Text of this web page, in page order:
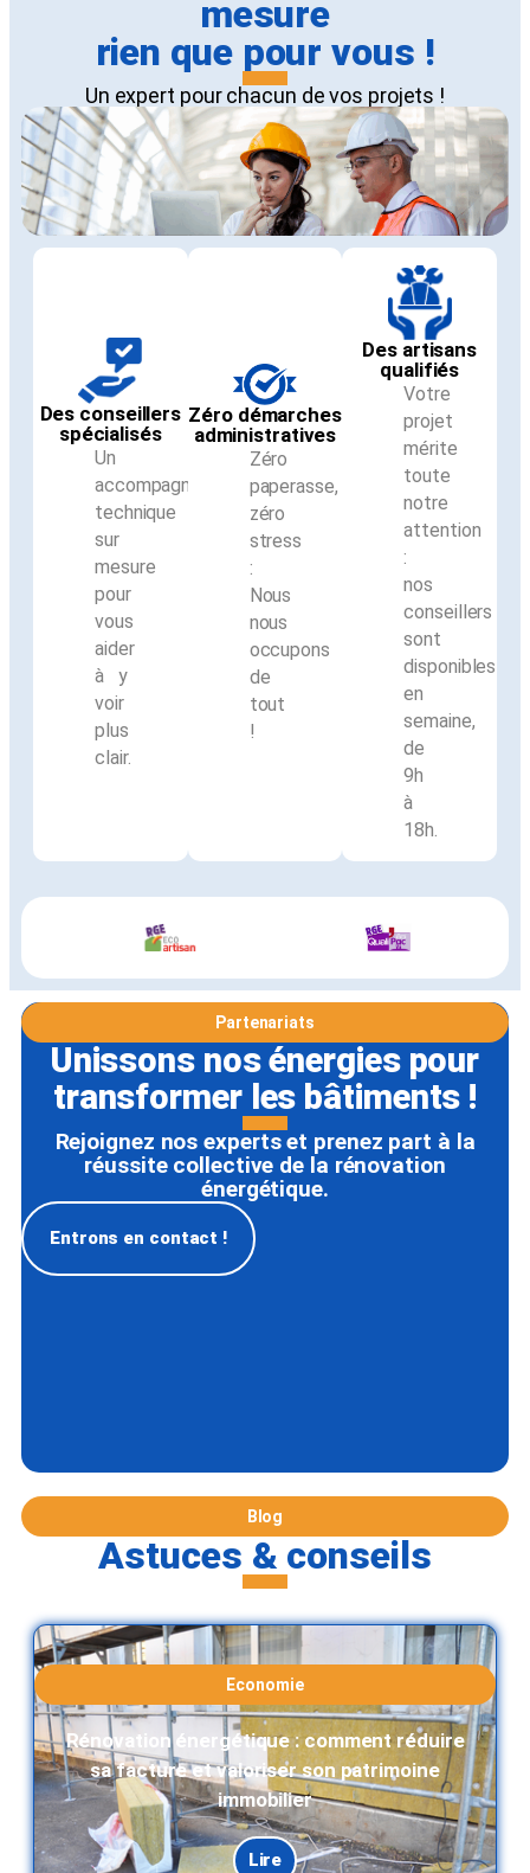
mesure
rien que pour vous !
Un expert pour chacun de vos projets !
Des conseillers
spécialisés
Un
accompagnement
technique
sur
mesure
pour
vous
aider
à y
voir
plus
clair.
Zéro démarches
administratives
Zéro
paperasse,
zéro
stress
:
Nous
nous
occupons
de
tout
!
Des artisans
qualifiés
Votre
projet
mérite
toute
notre
attention
:
nos
conseillers
sont
disponibles
en
semaine,
de
9h
à
18h.
Partenariats
Unissons nos énergies pour
transformer les bâtiments !
Rejoignez nos experts et prenez part à la
réussite collective de la rénovation
énergétique.
Entrons en contact !
Blog
Astuces & conseils
Economie
Rénovation énergétique : comment réduire
sa facture et valoriser son patrimoine
immobilier
Lire